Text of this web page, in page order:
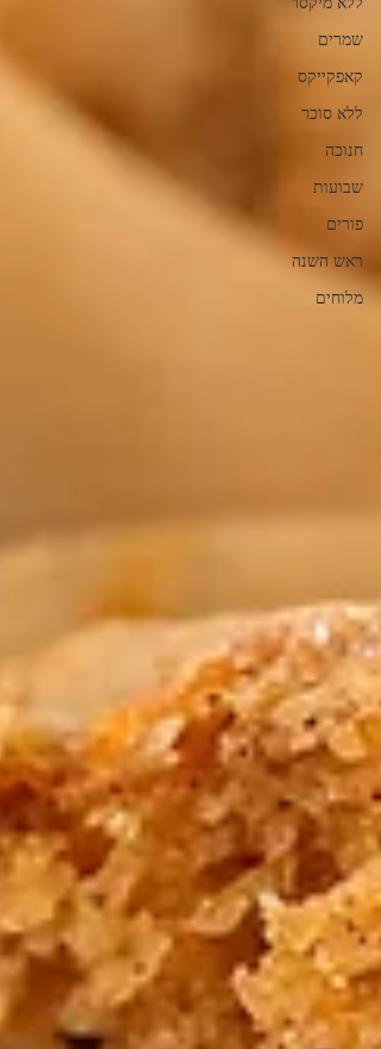
שמרים
קאפקייקס
ללא סוכר
חנוכה
שבועות
פורים
ראש השנה
מלוחים